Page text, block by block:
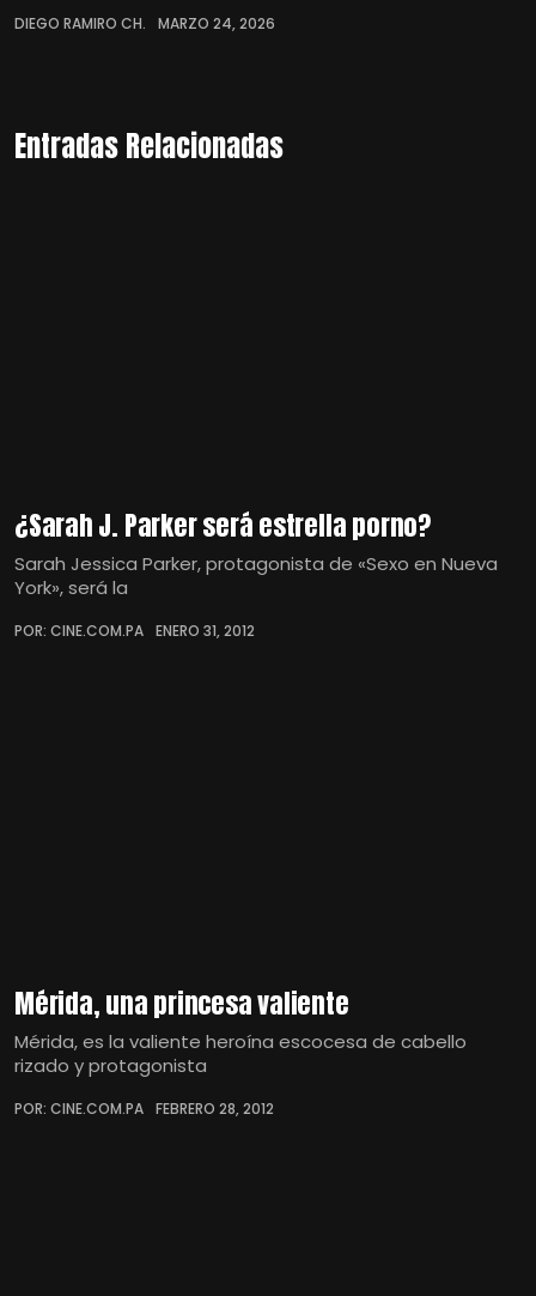
DIEGO RAMIRO CH. MARZO 24, 2026
Entradas Relacionadas
¿Sarah J. Parker será estrella porno?
Sarah Jessica Parker, protagonista de «Sexo en Nueva
York», será la
POR: CINE.COM.PA ENERO 31, 2012
Mérida, una princesa valiente
Mérida, es la valiente heroína escocesa de cabello
rizado y protagonista
POR: CINE.COM.PA FEBRERO 28, 2012